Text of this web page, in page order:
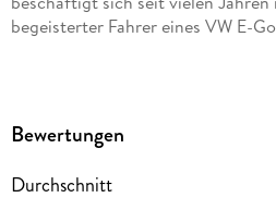
begeisterter Fahrer eines VW E-
Bewertungen
Durchschnitt